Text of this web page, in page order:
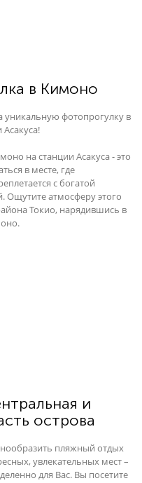
в Кимоно
уникальную фотопрогулку в
на станции Асакуса - это
в месте, где
с богатой
Ощутите атмосферу этого
Токио, нарядившись в
и
острова
пляжный отдых
увлекательных мест –
для Вас. Вы посетите